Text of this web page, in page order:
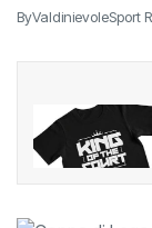
ByValdinievoleSport